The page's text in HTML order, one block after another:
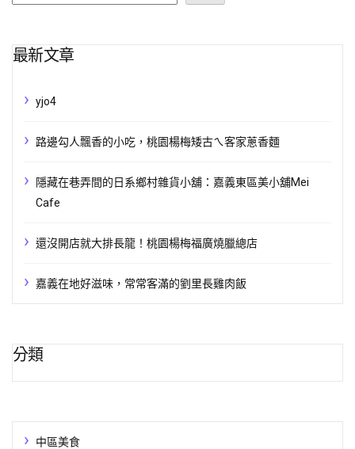
最新文章
yjo4
路邊勾人飄香的小吃，桃園楊梅矮古ㄟ客家蔥香麵
隱藏在巷弄間的日系鄉村雜貨小舖：嘉義東區美小舖Mei
Cafe
還沒開店就大排長龍！桃園楊梅福廣燒臘總店
嘉義在地好滋味，常常客滿的劉里長雞肉飯
分類
中區美食